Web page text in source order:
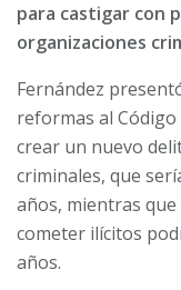
para castigar con
organizaciones
Fernández
reformas al Código
crear un nuevo
criminales, que
años, mientras
cometer ilícitos
años.